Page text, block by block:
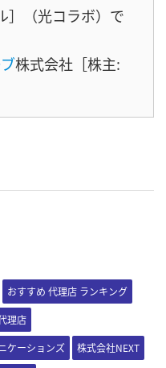
］（光コラボ）で
株式会社［株主:
おすすめ 代理店 ランキング
理店
ケーションズ 株式会社NEXT